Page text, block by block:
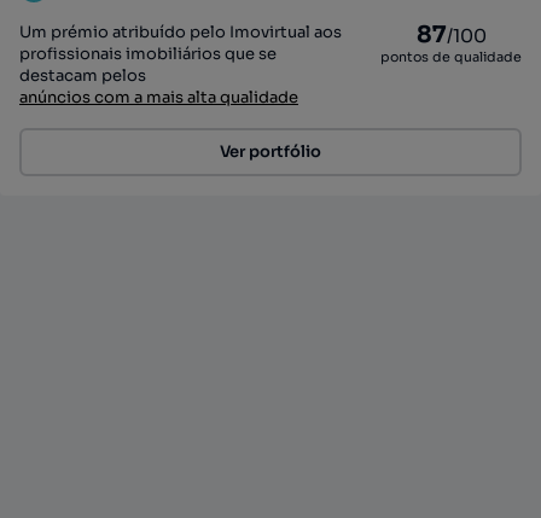
Um prémio atribuído pelo Imovirtual aos
profissionais imobiliários que se
destacam pelos
anúncios com a mais alta qualidade
87/100
pontos de qualidade
Ver portfólio